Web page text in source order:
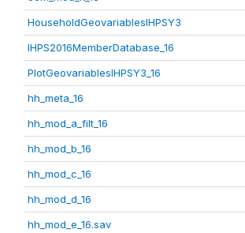
HouseholdGeovariablesIHPSY3
IHPS2016MemberDatabase_16
PlotGeovariablesIHPSY3_16
hh_meta_16
hh_mod_a_filt_16
hh_mod_b_16
hh_mod_c_16
hh_mod_d_16
hh_mod_e_16.sav